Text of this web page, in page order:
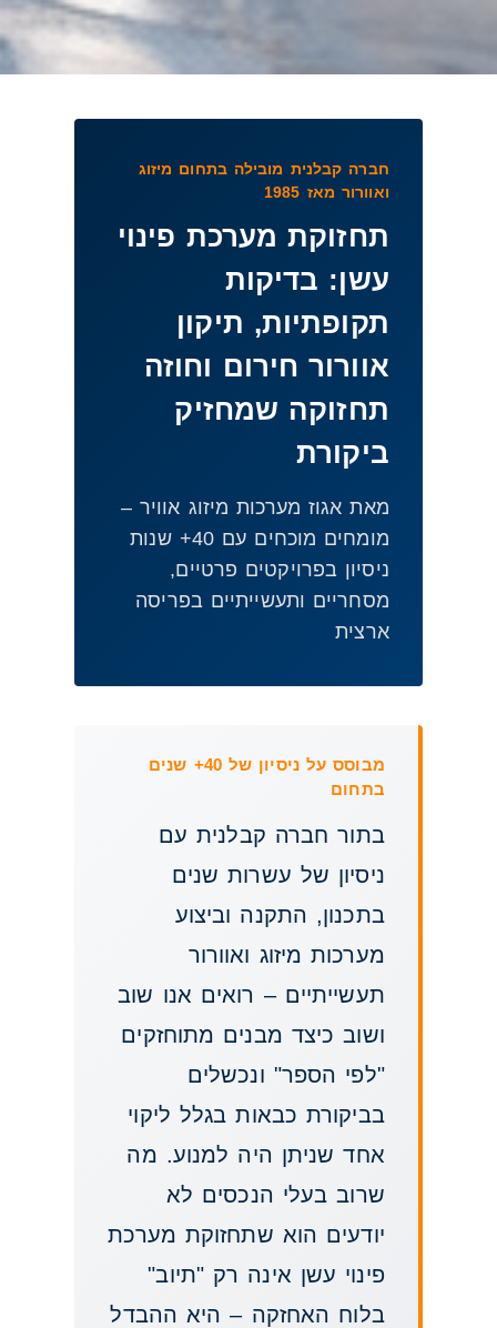
חברה קבלנית מובילה בתחום מיזוג
ואוורור מאז 1985
תחזוקת מערכת פינוי
עשן: בדיקות
תקופתיות, תיקון
אוורור חירום וחוזה
תחזוקה שמחזיק
ביקורת
מאת אגוז מערכות מיזוג אוויר –
מומחים מוכחים עם 40+ שנות
ניסיון בפרויקטים פרטיים,
מסחריים ותעשייתיים בפריסה
ארצית
מבוסס על ניסיון של 40+ שנים
בתחום
בתור חברה קבלנית עם
ניסיון של עשרות שנים
בתכנון, התקנה וביצוע
מערכות מיזוג ואוורור
תעשייתיים – רואים אנו שוב
ושוב כיצד מבנים מתוחזקים
"לפי הספר" ונכשלים
בביקורת כבאות בגלל ליקוי
אחד שניתן היה למנוע. מה
שרוב בעלי הנכסים לא
יודעים הוא שתחזוקת מערכת
פינוי עשן אינה רק "תיוב"
בלוח האחזקה – היא ההבדל